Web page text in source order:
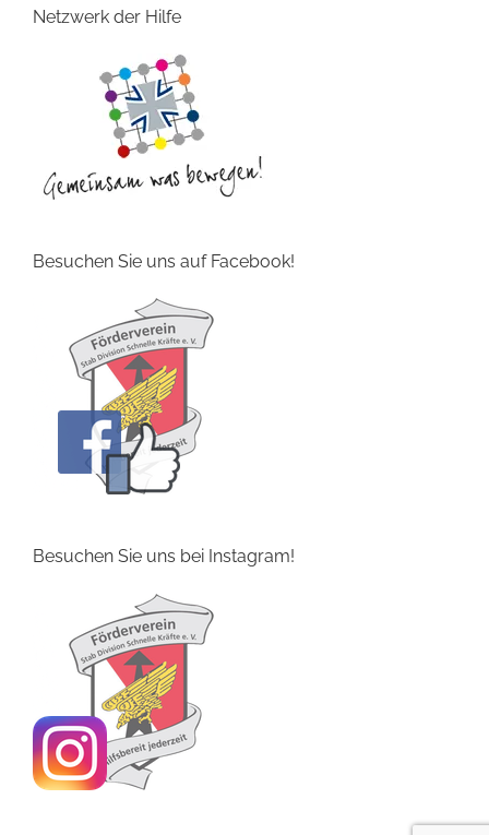
Netzwerk der Hilfe
Besuchen Sie uns auf Facebook!
Besuchen Sie uns bei Instagram!